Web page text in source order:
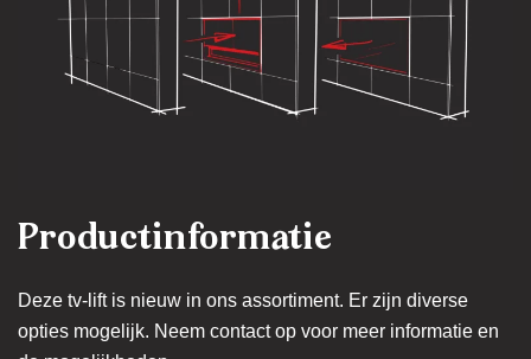
Productinformatie
Deze tv-lift is nieuw in ons assortiment. Er zijn diverse
opties mogelijk. Neem contact op voor meer informatie en